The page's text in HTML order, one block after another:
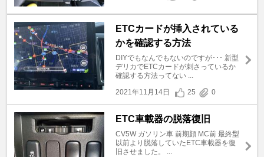
ETCカードが挿入されている
かを確認する方法
DIYでもなんでもないのですが･･･ 新型
デリカでETCカードが刺さっているか
確認する方法ってない ...
2021年11月14日
25 0
ETC車載器の脱落復旧
CV5W ガソリン車 前期顔 MC前 最終型
以前より脱落していたETC車載器を復
旧させました。 ...